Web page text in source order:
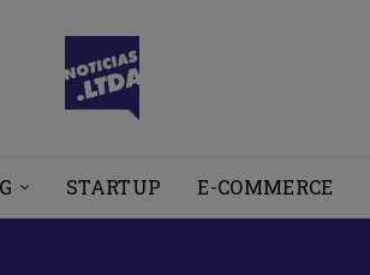
STARTUP E-COMMERCE